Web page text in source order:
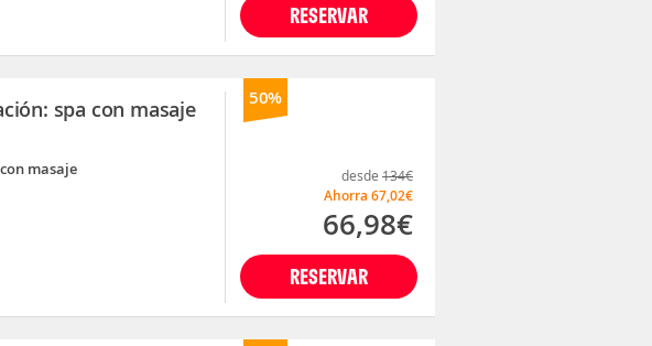
RESERVAR
50%
spa con masaje
masaje
RESERVAR
desde 134€
Ahorra67,02€
66,98€